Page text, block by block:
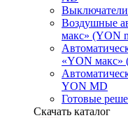
Выключатели
Воздушные
макс» (YON
«YON макс»
YON MD
Готовые
Скачать каталог